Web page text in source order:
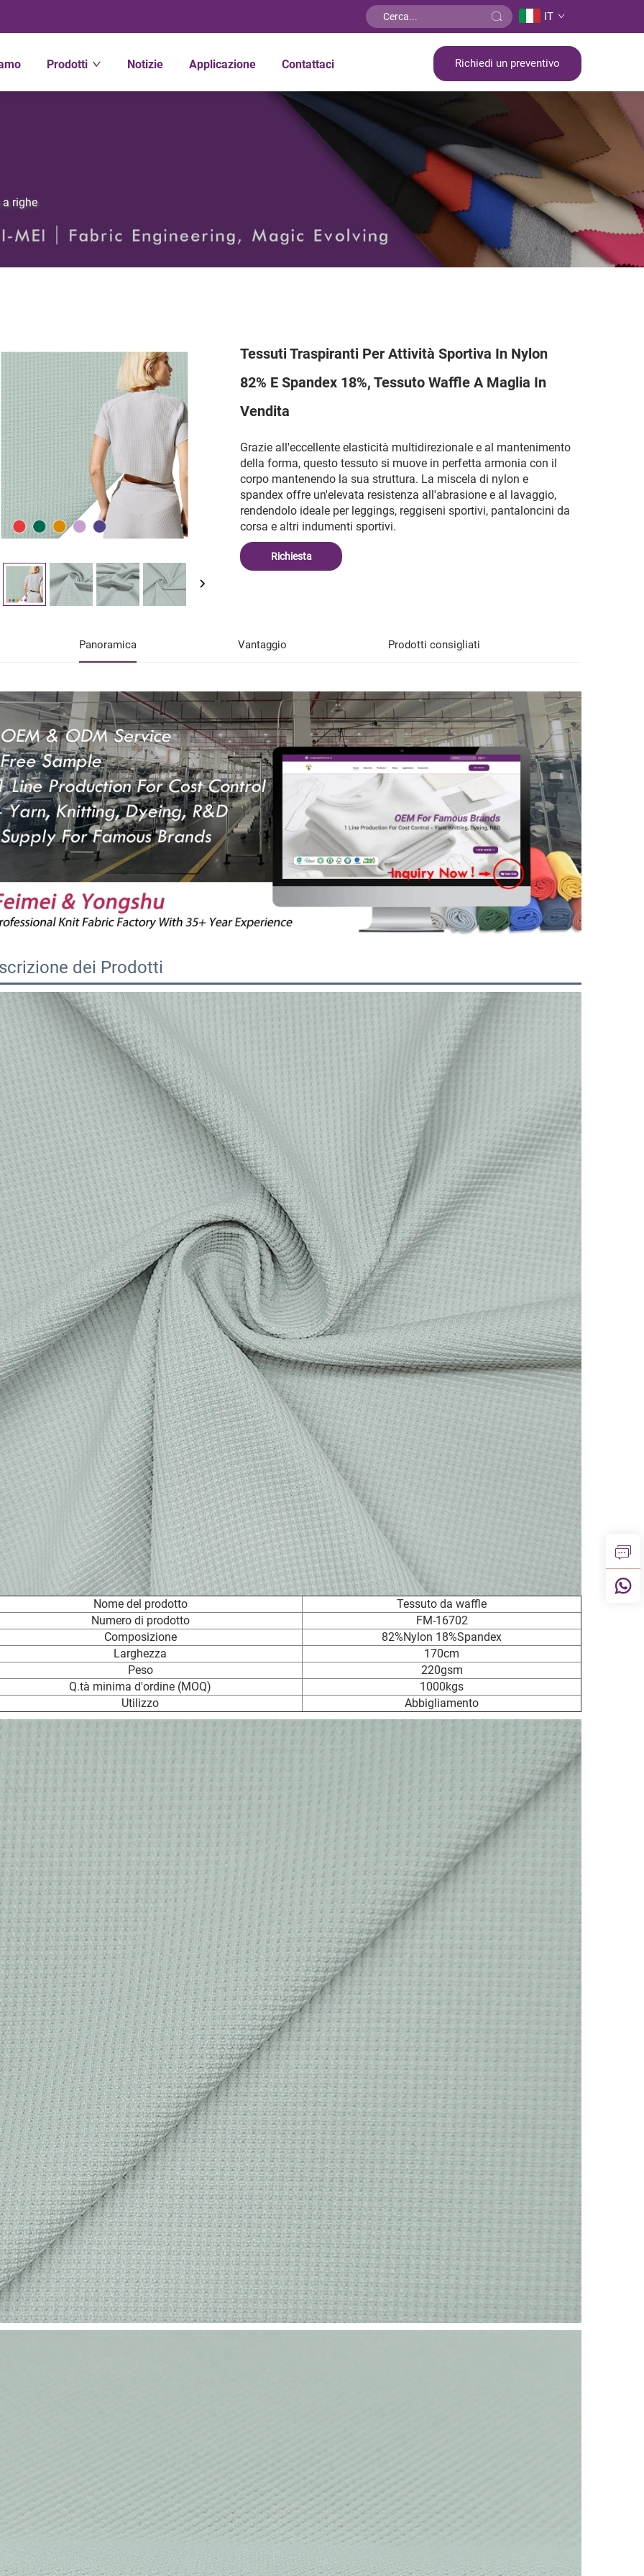
IT
Prodotti Notizie Applicazione Contattaci Richiedi un preventivo
a righe
Tessuti Traspiranti Per Attività Sportiva In Nylon
82% E Spandex 18%, Tessuto Waffle A Maglia In
Vendita
Grazie all'eccellente elasticità multidirezionale e al mantenimento
della forma, questo tessuto si muove in perfetta armonia con il
corpo mantenendo la sua struttura. La miscela di nylon e
spandex offre un'elevata resistenza all'abrasione e al lavaggio,
rendendolo ideale per leggings, reggiseni sportivi, pantaloncini da
corsa e altri indumenti sportivi.
Richiesta
Panoramica Vantaggio Prodotti consigliati
dei Prodotti
Nome del prodotto
Tessuto da waffle
Numero di prodotto
FM-16702
Composizione
82%Nylon 18%Spandex
Larghezza
170cm
Peso
220gsm
Q.tà minima d'ordine (MOQ)
1000kgs
Utilizzo
Abbigliamento